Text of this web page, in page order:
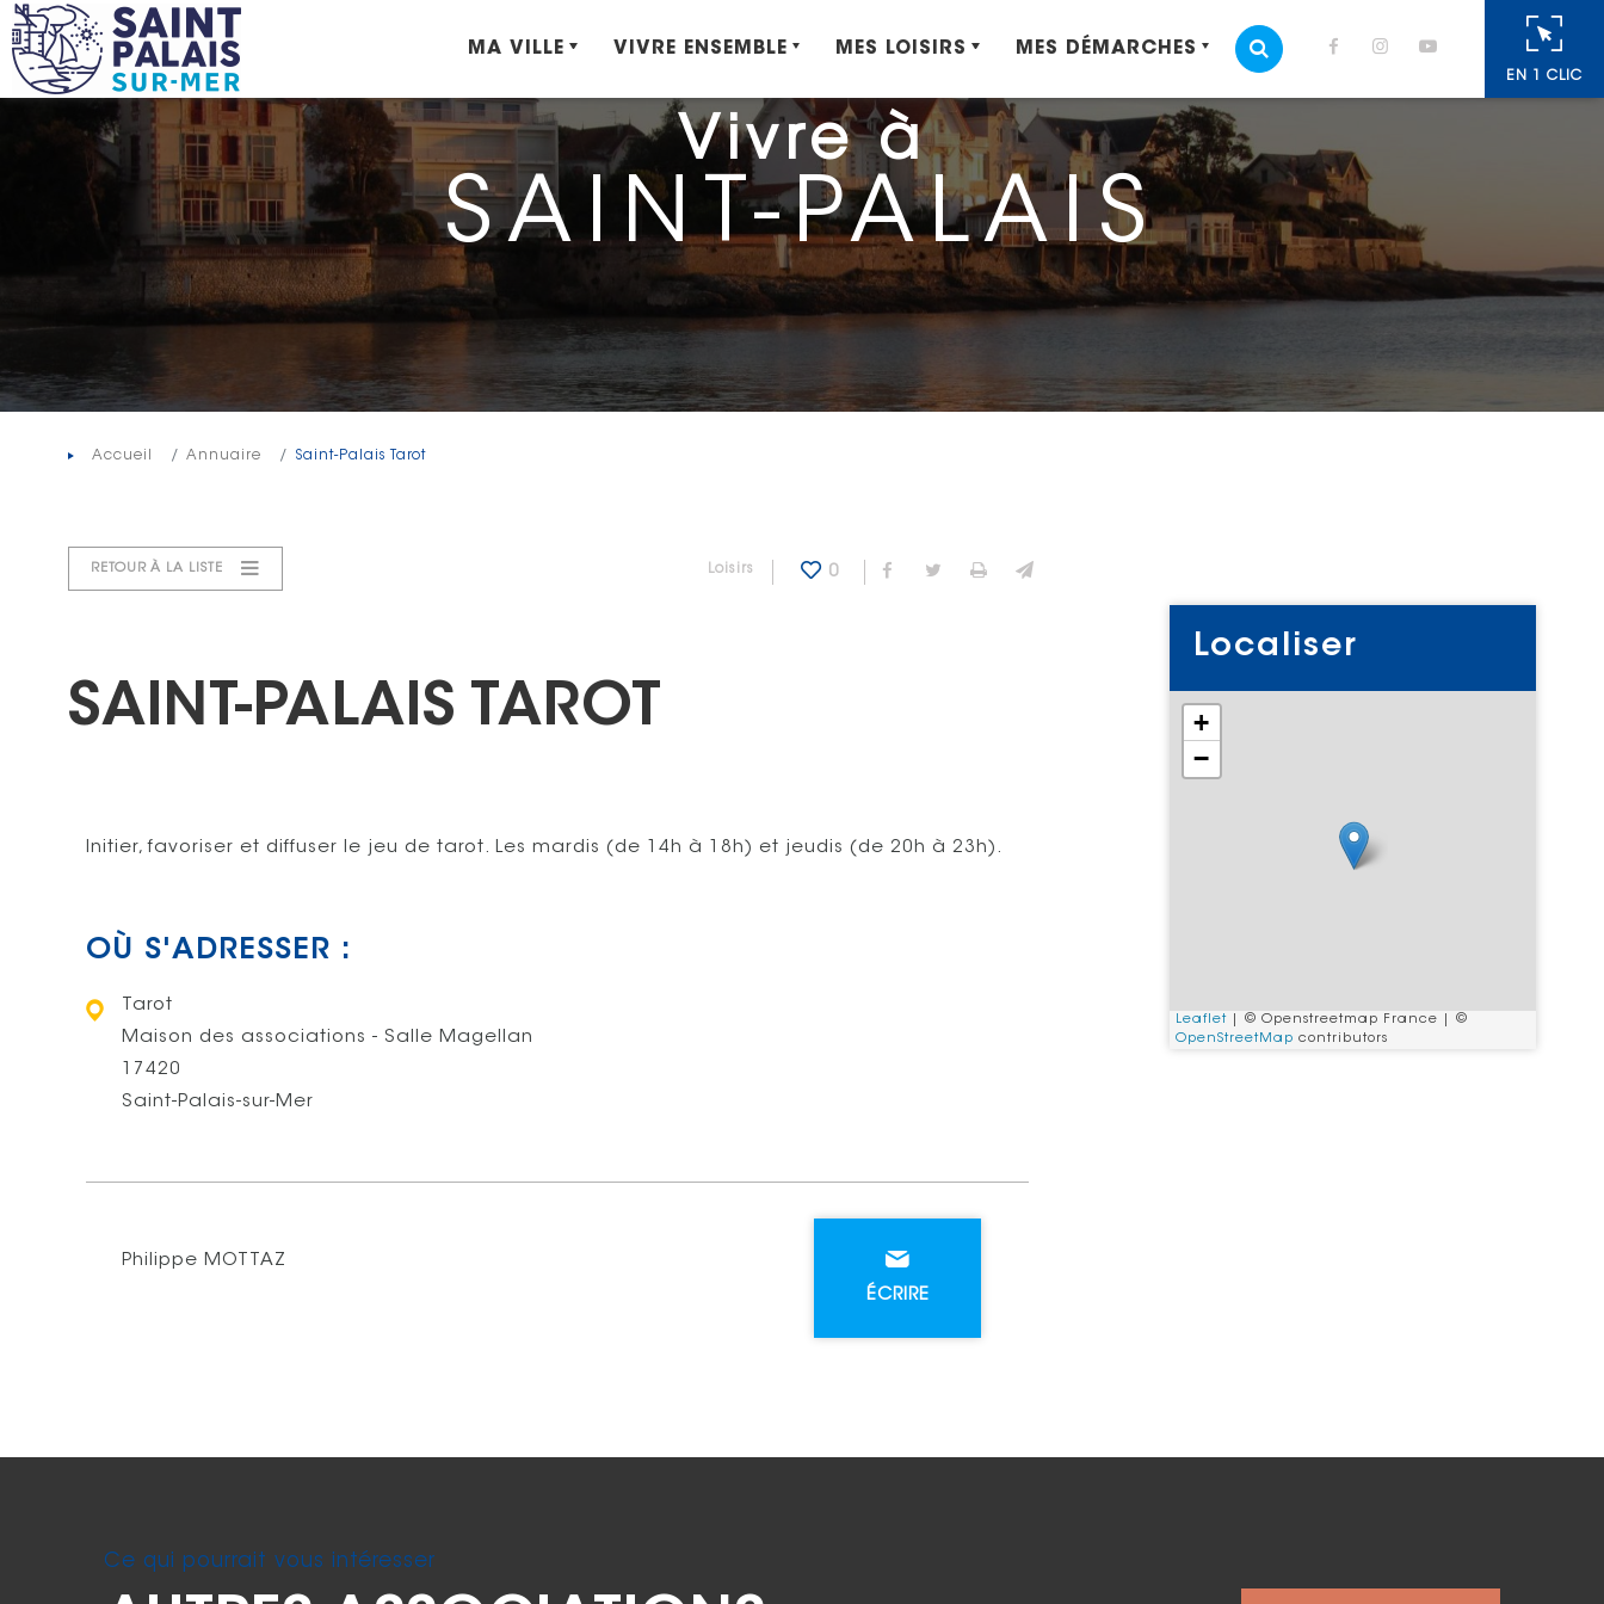
Panneau de gestion des cookies
EN 1 CLIC
MOTEUR DE RECHERCHE
MA VILLE VIVRE ENSEMBLE MES LOISIRS MES DÉMARCHES
Vivre à
SAINT-PALAIS
Accueil Annuaire Saint-Palais Tarot
RETOUR À LA LISTE Catégorie : "
Loisirs 0 Partager sur Facebook
Partager sur Twitter
Imprimer
SAINT-PALAIS TAROT
Initier, favoriser et diffuser le jeu de tarot. Les mardis (de 14h à 18h) et jeudis (de 20h à 23h).
OÙ S'ADRESSER :
Tarot
Maison des associations - Salle Magellan
17420
Saint-Palais-sur-Mer
Philippe MOTTAZ
ÉCRIRE
Localiser
+
−
Leaflet| © Openstreetmap France | ©
OpenStreetMap contributors
Ce qui pourrait vous intéresser